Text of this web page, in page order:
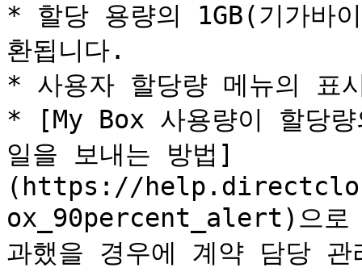
* 할당 용량의 1GB(기가바
환됩니다.
* 사용자 할당량 메뉴의 표
* [My Box 사용량이 할당
일을 보내는 방법]
(https://
ox_90percent_alert)으로
과했을 경우에 계약 담당